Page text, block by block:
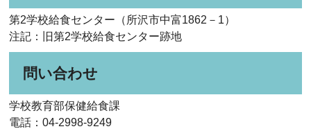
第2学校給食センター（所沢市中富1862－1）
注記：旧第2学校給食センター跡地
問い合わせ
学校教育部保健給食課
電話：04-2998-9249